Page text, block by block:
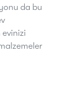
da bu